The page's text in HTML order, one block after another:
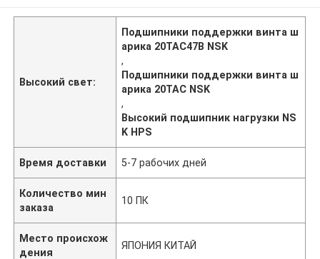
Высокий свет:
Подшипники поддержки винта ш
арика 20TAC47B NSK
,
Подшипники поддержки винта ш
арика 20TAC NSK
,
Высокий подшипник нагрузки NS
K HPS
Время доставки 5-7 рабочих дней
Количество мин
заказа
10 ПК
Место происхож
дения
ЯПОНИЯ КИТАЙ